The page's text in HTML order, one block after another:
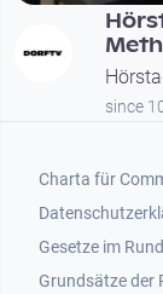
since
Footer 1
Charta für
Gesetze im
Grundsätze der